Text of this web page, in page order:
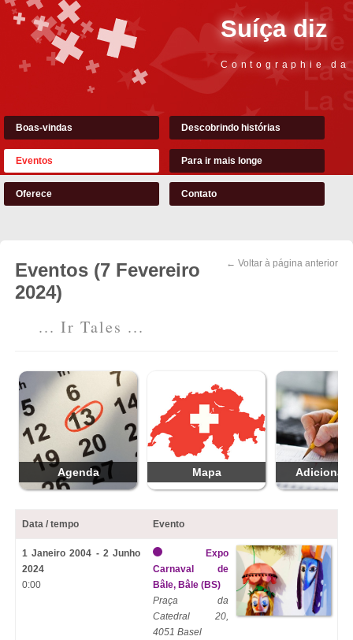
Suíça diz
Contographie
Boas-vindas Descobrindo histórias
Eventos Para ir mais longe
Oferece Contato
← Voltar à página anterior
Eventos (7 Fevereiro
2024)
... Ir Tales ...
Agenda Mapa Adicionar
Data / tempo Evento
1 Janeiro 2004 - 2 Junho
2024
0:00
Expo
Carnaval de
Bâle, Bâle (BS)
Praça da
Catedral 20,
4051 Basel